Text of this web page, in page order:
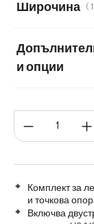
Широчина
200 cm
и опции
Матрак с
Комплект за
и точкова
Включва